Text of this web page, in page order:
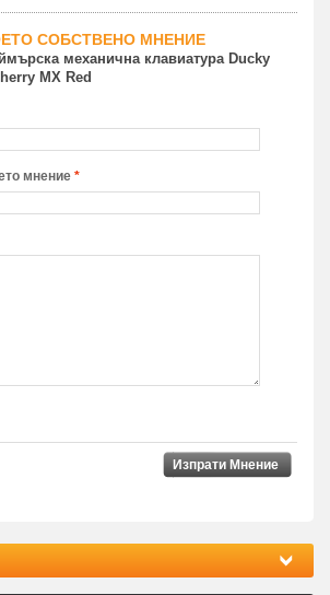
СОБСТВЕНО МНЕНИЕ
механична клавиатура Ducky
MX Red
*
мнение
Изпрати Мнение